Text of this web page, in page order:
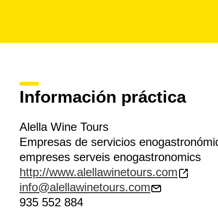
Información práctica
Alella Wine Tours
Empresas de servicios
empreses serveis enogastronomics
http://www.alellawinetours.com
info@alellawinetours.com
935 552 884